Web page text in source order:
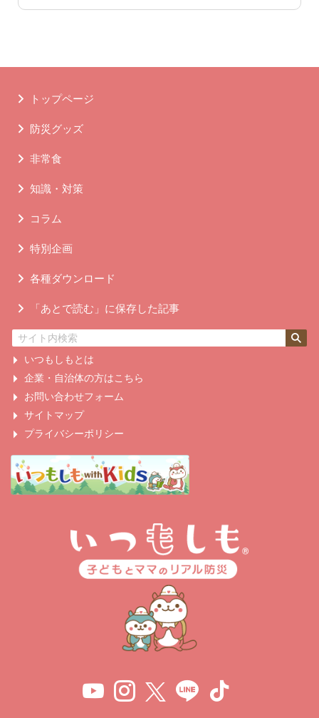
トップページ
防災グッズ
非常食
知識・対策
コラム
特別企画
各種ダウンロード
「あとで読む」に保存した記事
いつもしもとは
企業・自治体の方はこちら
お問い合わせフォーム
サイトマップ
プライバシーポリシー